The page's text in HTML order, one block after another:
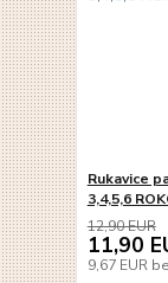
Rukavice
3,4,5,6
12,90 EUR
11,90
9,67 EUR